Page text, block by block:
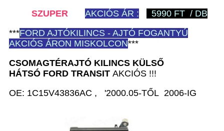
SZUPER
AKCIÓS ÁR :
5990 FT / DB
***FORD AJTÓKILINCS - AJTÓ FOGANTYÚ
AKCIÓS ÁRON MISKOLCON***
CSOMAGTÉRAJTÓ KILINCS KÜLSŐ
HÁTSÓ FORD TRANSIT AKCIÓS !!!
OE: 1C15V43836AC , '2000.05-TŐL 2006-IG